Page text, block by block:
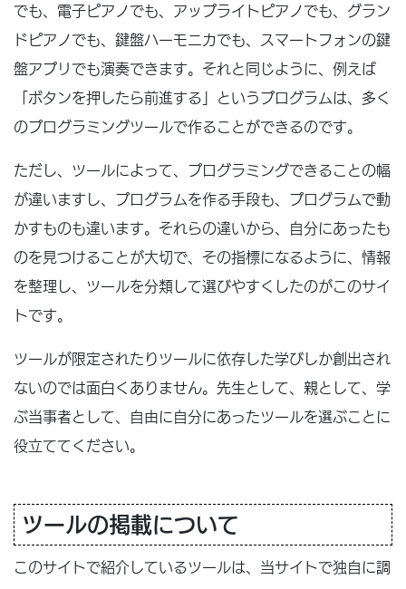
でも、電子ピアノでも、アップライトピアノでも、グラン
ドピアノでも、鍵盤ハーモニカでも、スマートフォンの鍵
盤アプリでも演奏できます。それと同じように、例えば
「ボタンを押したら前進する」というプログラムは、多く
のプログラミングツールで作ることができるのです。
ただし、ツールによって、プログラミングできることの幅
が違いますし、プログラムを作る手段も、プログラムで動
かすものも違います。それらの違いから、自分にあったも
のを見つけることが大切で、その指標になるように、情報
を整理し、ツールを分類して選びやすくしたのがこのサイ
トです。
ツールが限定されたりツールに依存した学びしか創出され
ないのでは面白くありません。先生として、親として、学
ぶ当事者として、自由に自分にあったツールを選ぶことに
役立ててください。
ツールの掲載について
このサイトで紹介しているツールは、当サイトで独自に調